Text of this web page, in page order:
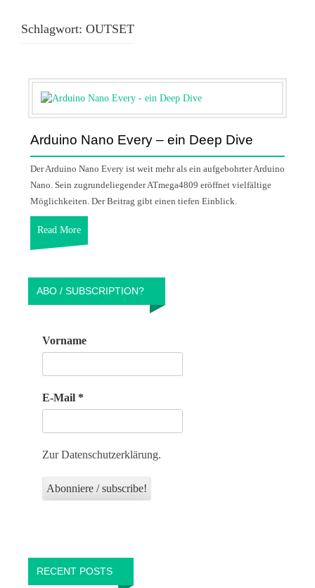
Schlagwort: OUTSET
Arduino Nano Every – ein Deep Dive
Der Arduino Nano Every ist weit mehr als ein aufgebohrter Arduino
Nano. Sein zugrundeliegender ATmega4809 eröffnet vielfältige
Möglichkeiten. Der Beitrag gibt einen tiefen Einblick.
Read More
ABO / SUBSCRIPTION?
Vorname
E-Mail *
Zur Datenschutzerklärung.
RECENT POSTS